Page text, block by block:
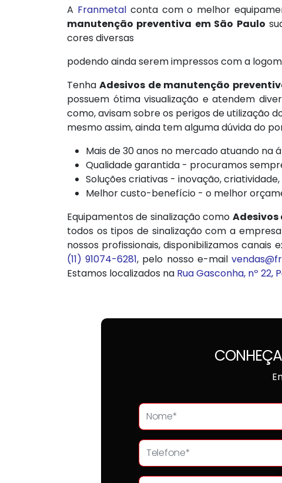
A Franmetalconta com o melhor
manutenção preventiva em São Paulo
cores diversas
podendo ainda serem impressos com a
TenhaAdesivos de manutenção
possuem ótima visualização e atendem
como, avisam sobre os perigos de utilização
mesmo assim, ainda tem alguma dúvida do
Mais de 30 anos no mercado atuando na
Qualidade garantida - procuramos
Soluções criativas - inovação,
Melhor custo-benefício - o melhor
Equipamentos de sinalização como Adesivos
todos os tipos de sinalização com a
nossos profissionais, disponibilizamos
(11) 91074-6281, pelo nosso e-mail
Estamos localizados na Rua Gasconha, nº 22,